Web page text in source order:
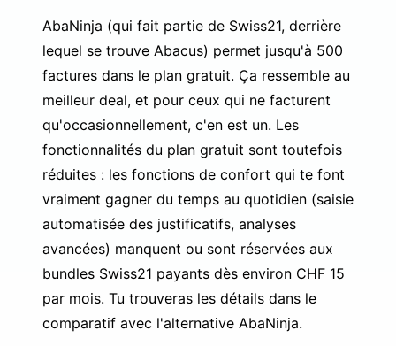
AbaNinja (qui fait partie de Swiss21, derrière
lequel se trouve Abacus) permet jusqu'à 500
factures dans le plan gratuit. Ça ressemble au
meilleur deal, et pour ceux qui ne facturent
qu'occasionnellement, c'en est un. Les
fonctionnalités du plan gratuit sont toutefois
réduites : les fonctions de confort qui te font
vraiment gagner du temps au quotidien (saisie
automatisée des justificatifs, analyses
avancées) manquent ou sont réservées aux
bundles Swiss21 payants dès environ CHF 15
par mois. Tu trouveras les détails dans le
comparatif avec l'alternative AbaNinja.